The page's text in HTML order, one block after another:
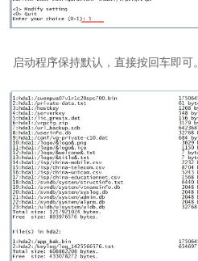
启动程序保持默认，直接按回车即可。